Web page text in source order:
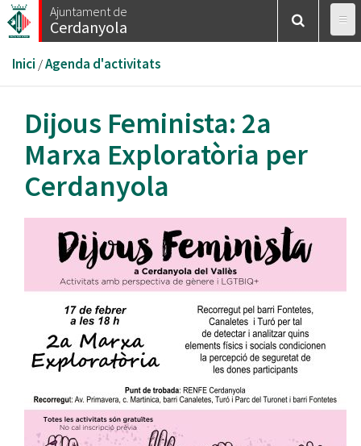
Vés
al
Ajuntament de
Cerdanyola
Esteu
aquí
Inici /Agenda d'activitats
Dijous Feminista: 2a
Marxa Exploratòria per
Cerdanyola